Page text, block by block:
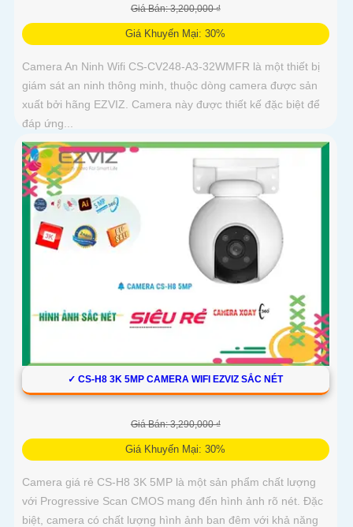
Giá Bán: 3,200,000 ₫
Giá Khuyến Mại: 30%
Camera An Ninh Wifi CS-CV248-A3-32WMFR là một thiết bị
giám sát an ninh thông minh, thuộc dòng camera được sản
xuất bởi hãng EZVIZ. Camera này được thiết kế đặc biệt để
đáp ứng...
✓ CS-H8 3K 5MP CAMERA WIFI EZVIZ SẮC NÉT
Giá Bán: 3,290,000 ₫
Giá Khuyến Mại: 30%
Camera giá rẻ CS-H8 3K 5MP là một sản phẩm chất lượng
với Progressive Scan CMOS mang đến hình ảnh rõ nét. Đặc
biệt, camera có chất lượng hình ảnh ban đêm với khả năng